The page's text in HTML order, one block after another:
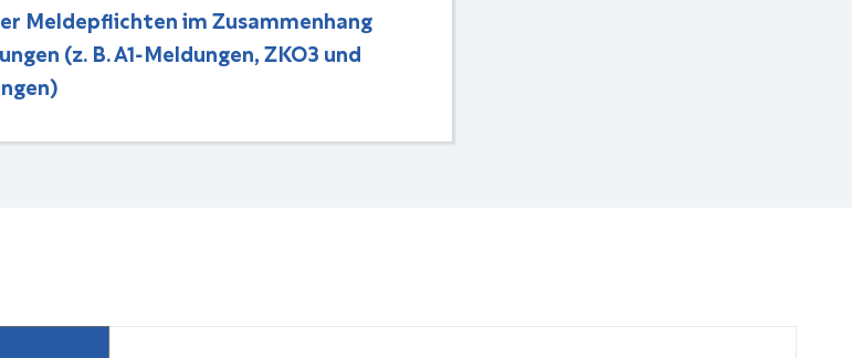
Meldepflichten im Zusammenhang
(z. B. A1-Meldungen, ZKO3 und